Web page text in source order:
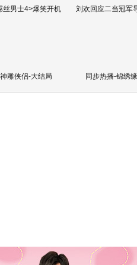
丝男士4>爆笑开机 刘欢回应二当冠军
神雕侠侣-大结局 同步热播-锦绣缘